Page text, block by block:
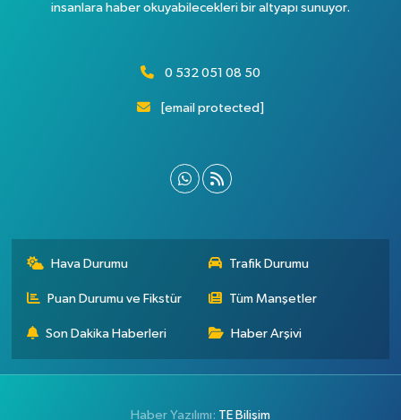
insanlara haber okuyabilecekleri bir altyapı sunuyor.
0 532 051 08 50
[email protected]
Hava Durumu Trafik Durumu
Puan Durumu ve Fikstür Tüm Manşetler
Son Dakika Haberleri Haber Arşivi
Haber Yazılımı: TE Bilişim